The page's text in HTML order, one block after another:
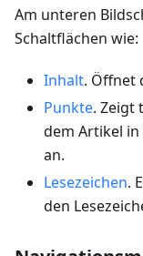
Am unteren
Schaltflächen wie:
Inhalt. Öffnet
Punkte. Zeigt
dem Artikel
an.
Lesezeichen.
den